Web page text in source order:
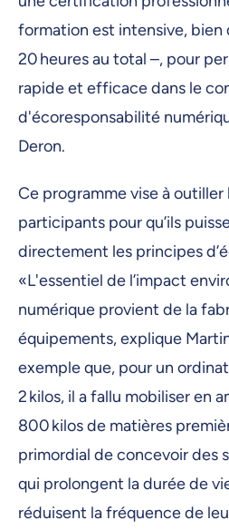
formation est intensive, bien
20 heures au total –, pour
rapide et efficace dans le
d'écoresponsabilité
Deron.
Ce programme vise à
participants pour qu’ils
directement les principes
«L'essentiel de l’impact
numérique provient de la
équipements, explique
exemple que, pour un
2 kilos, il a fallu mobiliser en
800 kilos de matières
primordial de concevoir des
qui prolongent la durée de
réduisent la fréquence de